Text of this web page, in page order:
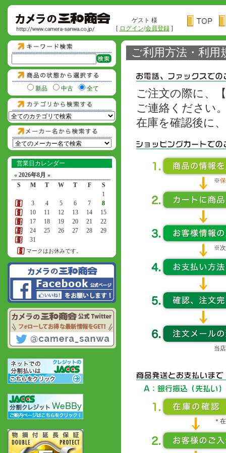
ゲスト 様
[ ログイン/会員登録]
新品 中古 全て
営業日カレンダー
« 2026年8月 »
S
M T W T F
S
1
2
3 4 5 6 7
8
9
10 11 12 13 14
15
16
17 18 19 20 21
22
23
24 25 26 27 28
29
30
31
マークはお休みです。
ご利用方法・利用
ご注文の際に、
ご連絡ください
在庫を確認後に
※
※次
当
＊